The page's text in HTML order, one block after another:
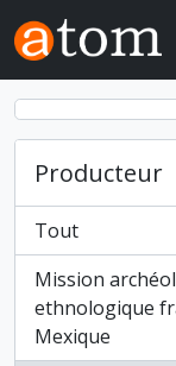
Skip to main content
Producteur
Tout
Mission
ethnologique
Mexique
, 1 résultats